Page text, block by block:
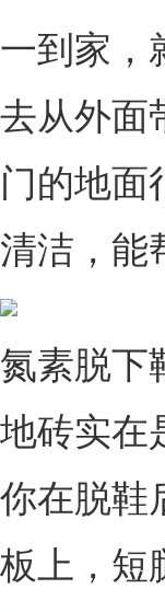
一到家，
去从外面
门的地面
清洁，能
氮素脱下
地砖实在
你在脱鞋
板上，短